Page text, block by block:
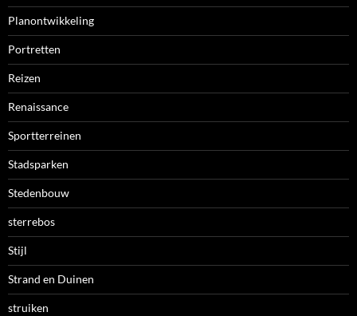
Planontwikkeling
Portretten
Reizen
Renaissance
Sportterreinen
Stadsparken
Stedenbouw
sterrebos
Stijl
Strand en Duinen
struiken